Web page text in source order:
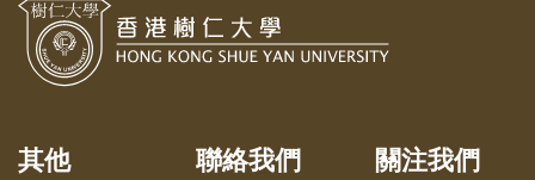
其他 聯絡我們 關注我們